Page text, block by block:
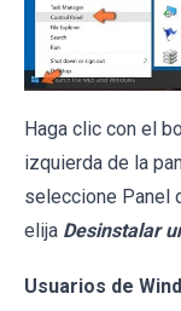
Haga clic con el
izquierda de la
seleccione Panel
elija Desinstalar
Usuarios de